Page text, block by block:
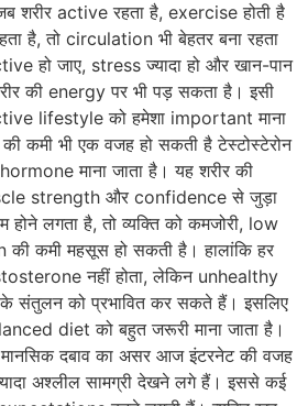
शरीर active रहता है, exercise होती है
है, तो circulation भी बेहतर बना रहता
हो जाए, stress ज्यादा हो और खान-पान
की energy पर भी पड़ सकता है। इसी
lifestyle को हमेशा important माना
कमी भी एक वजह हो सकती है टेस्टोस्टेरोन
माना जाता है। यह शरीर की
strength और confidence से जुड़ा
लगता है, तो व्यक्ति को कमजोरी, low
कमी महसूस हो सकती है। हालांकि हर
नहीं होता, लेकिन unhealthy
को प्रभावित कर सकते हैं। इसलिए
diet को बहुत जरूरी माना जाता है।
मानसिक दबाव का असर आज इंटरनेट की वजह
अश्लील सामग्री देखने लगे हैं। इससे कई